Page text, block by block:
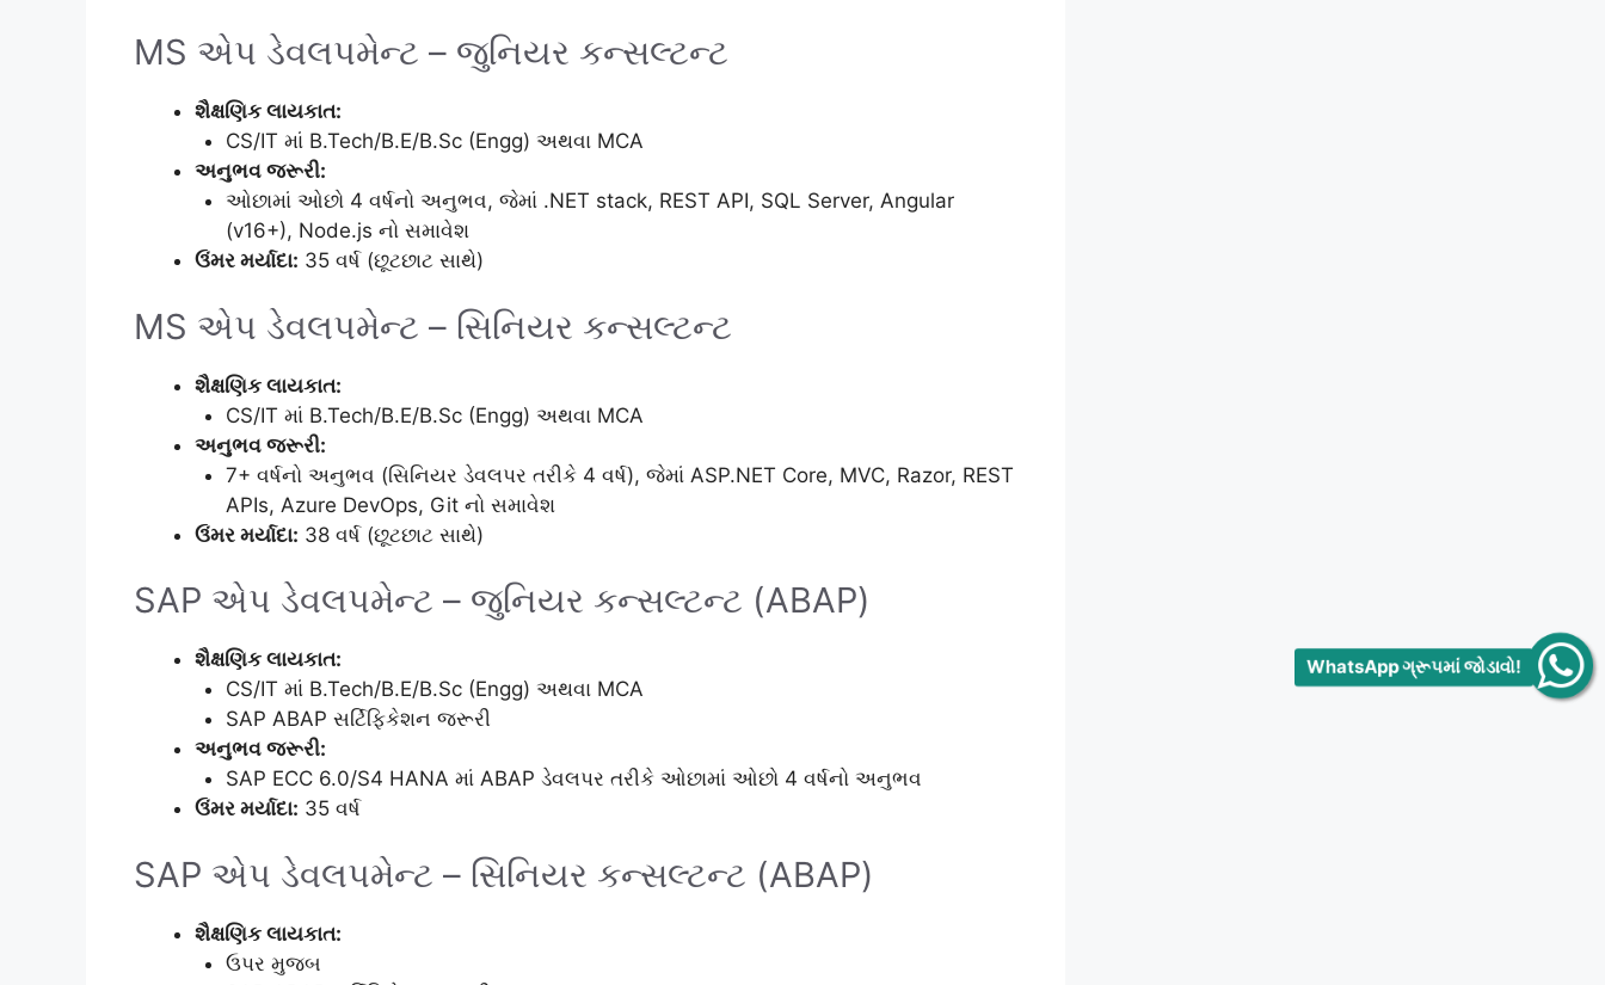
MS એપ ડેવલપમેન્ટ – જુનિયર કન્સલ્ટન્ટ
શૈક્ષણિક લાયકાત:
CS/IT માં B.Tech/B.E/B.Sc (Engg) અથવા MCA
અનુભવ જરૂરી:
ઓછામાં ઓછો 4 વર્ષનો અનુભવ, જેમાં .NET stack, REST API, SQL Server, Angular
(v16+), Node.js નો સમાવેશ
ઉંમર મર્યાદા: 35 વર્ષ (છૂટછાટ સાથે)
MS એપ ડેવલપમેન્ટ – સિનિયર કન્સલ્ટન્ટ
શૈક્ષણિક લાયકાત:
CS/IT માં B.Tech/B.E/B.Sc (Engg) અથવા MCA
અનુભવ જરૂરી:
7+ વર્ષનો અનુભવ (સિનિયર ડેવલપર તરીકે 4 વર્ષ), જેમાં ASP.NET Core, MVC, Razor, REST
APIs, Azure DevOps, Git નો સમાવેશ
ઉંમર મર્યાદા: 38 વર્ષ (છૂટછાટ સાથે)
SAP એપ ડેવલપમેન્ટ – જુનિયર કન્સલ્ટન્ટ (ABAP)
શૈક્ષણિક લાયકાત:
CS/IT માં B.Tech/B.E/B.Sc (Engg) અથવા MCA
SAP ABAP સર્ટિફિકેશન જરૂરી
અનુભવ જરૂરી:
SAP ECC 6.0/S4 HANA માં ABAP ડેવલપર તરીકે ઓછામાં ઓછો 4 વર્ષનો અનુભવ
ઉંમર મર્યાદા: 35 વર્ષ
SAP એપ ડેવલપમેન્ટ – સિનિયર કન્સલ્ટન્ટ (ABAP)
શૈક્ષણિક લાયકાત:
ઉપર મુજબ
WhatsApp ગ્રૂપમાં જોડાવો!